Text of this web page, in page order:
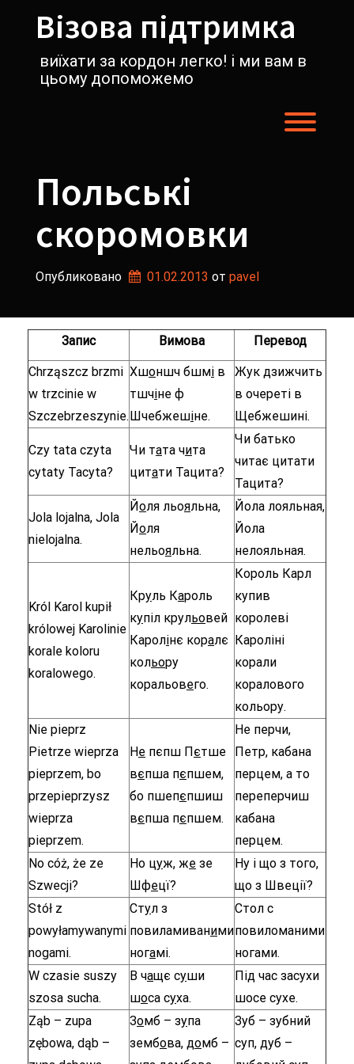
содержимомуВізова підтримка
виїхати за кордон легко! і ми вам в
цьому допоможемо
Польські
скоромовки
Опубликовано 01.02.2013 от pavel
Запис Вимова Перевод
Chrząszcz brzmi
w trzcinie w
Szczebrzeszynie.
Хшоншч бшмі в
тшчіне ф
Шчебжешіне.
Жук дзижчить
в очереті в
Щебжешині.
Czy tata czyta
cytaty Tacyta?
Чи тата чита
цитати Тацита?
Чи батько
читає цитати
Тацита?
Jola lojalna, Jola
nielojalna.
Йоля льояльна,
Йоля
нельояльна.
Йола лояльная,
Йола
нелояльная.
Król Karol kupił
królowej Karolinie
korale koloru
koralowego.
Круль Кароль
купіл крульовей
Каролінє коралє
кольору
коральовего.
Король Карл
купив
королеві
Кароліні
корали
коралового
кольору.
Nie pieprz
Pietrze wieprza
pieprzem, bo
przepieprzysz
wieprza
pieprzem.
Не пєпш Пєтше
вєпша пєпшем,
бо пшепєпшиш
вєпша пєпшем.
Не перчи,
Петр, кабана
перцем, а то
переперчиш
кабана
перцем.
No cóż, że ze
Szwecji?
Но цуж, же зе
Шфецї?
Ну і що з того,
що з Швеції?
Stół z
powyłamywanymi
nogami.
Стул з
повиламиваними
ногамі.
Стол с
повиломаними
ногами.
W czasie suszy
szosa sucha.
В чащє суши
шоса суха.
Під час засухи
шосе сухе.
Ząb – zupa
zębowa, dąb –
Зомб – зупа
зембова, домб –
Зуб – зубний
суп, дуб –